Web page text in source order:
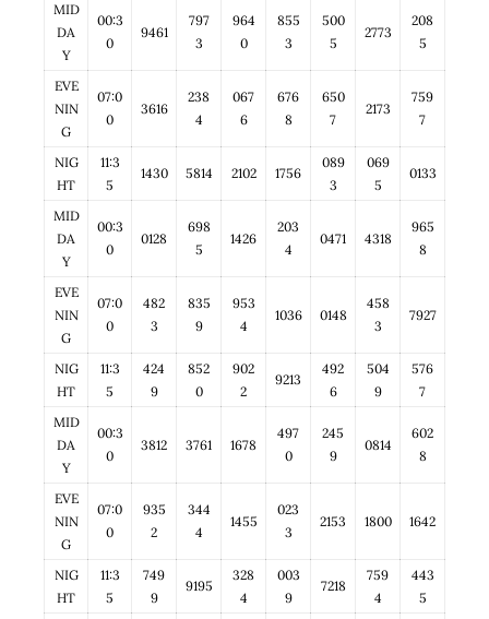
MID
DA
Y
00:3
0
9461
797
3
964
0
855
3
500
5
2773
208
5
EVE
NIN
G
07:0
0
3616
238
4
067
6
676
8
650
7
2173
759
7
NIG
HT
11:3
5
1430 5814 2102 1756
089
3
069
5
0133
MID
DA
Y
00:3
0
0128
698
5
1426
203
4
0471 4318
965
8
EVE
NIN
G
07:0
0
482
3
835
9
953
4
1036 0148
458
3
7927
NIG
HT
11:3
5
424
9
852
0
902
2
9213
492
6
504
9
576
7
MID
DA
Y
00:3
0
3812 3761 1678
497
0
245
9
0814
602
8
EVE
NIN
G
07:0
0
935
2
344
4
1455
023
3
2153 1800 1642
NIG
HT
11:3
5
749
9
9195
328
4
003
9
7218
759
4
443
5